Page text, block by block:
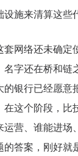
施来清算这些
套网络还未确定
名字还在桥和链
的银行已经愿意
在这个阶段，比
运营、谁能进场
答案，刚好就